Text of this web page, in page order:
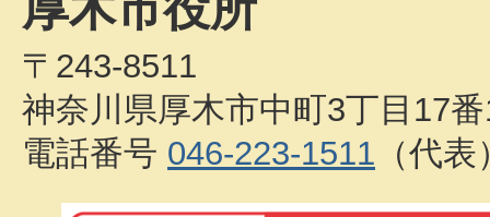
〒243-8511
神奈川県厚木市中町3丁目17
電話番号 046-223-1511 （代表